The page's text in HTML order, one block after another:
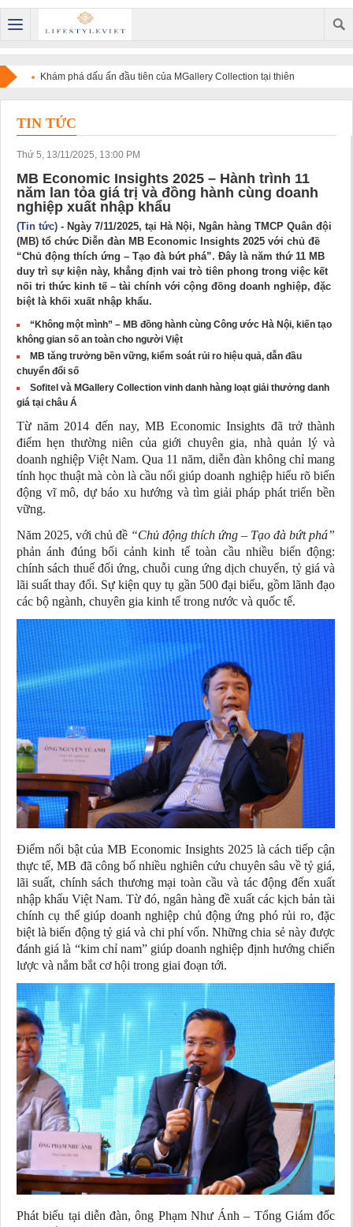
Khám phá dấu ấn đầu tiên của MGallery Collection tại thiên
đường nghỉ dưỡng Maldives với V Villas Maldives at Mirihi -
MGallery Collection
TIN TỨC
Thứ 5, 13/11/2025, 13:00 PM
MB Economic Insights 2025 – Hành trình 11
năm lan tỏa giá trị và đồng hành cùng doanh
nghiệp xuất nhập khẩu
(Tin tức) - Ngày 7/11/2025, tại Hà Nội, Ngân hàng TMCP Quân đội
(MB) tổ chức Diễn đàn MB Economic Insights 2025 với chủ đề
“Chủ động thích ứng – Tạo đà bứt phá”. Đây là năm thứ 11 MB
duy trì sự kiện này, khẳng định vai trò tiên phong trong việc kết
nối tri thức kinh tế – tài chính với cộng đồng doanh nghiệp, đặc
biệt là khối xuất nhập khẩu.
“Không một mình” – MB đồng hành cùng Công ước Hà Nội, kiến tạo
không gian số an toàn cho người Việt
MB tăng trưởng bền vững, kiểm soát rủi ro hiệu quả, dẫn đầu
chuyển đổi số
Sofitel và MGallery Collection vinh danh hàng loạt giải thưởng danh
giá tại châu Á
Từ năm 2014 đến nay, MB Economic Insights đã trở thành
điểm hẹn thường niên của giới chuyên gia, nhà quản lý và
doanh nghiệp Việt Nam. Qua 11 năm, diễn đàn không chỉ mang
tính học thuật mà còn là cầu nối giúp doanh nghiệp hiểu rõ biến
động vĩ mô, dự báo xu hướng và tìm giải pháp phát triển bền
vững.
Năm 2025, với chủ đề “Chủ động thích ứng – Tạo đà bứt phá”
phản ánh đúng bối cảnhkinh tếtoàn cầu nhiều biến động:
chính sách thuế đối ứng, chuỗi cung ứng dịch chuyển, tỷ giá và
lãi suất thay đổi. Sự kiện quy tụ gần 500 đại biểu, gồm lãnh đạo
các bộ ngành, chuyên gia kinh tế trong nước và quốc tế.
Điểm nổi bật của MB Economic Insights 2025 là cách tiếp cận
thực tế, MB đã công bố nhiều nghiên cứu chuyên sâu về tỷ giá,
lãi suất, chính sách thương mại toàn cầu và tác động đến xuất
nhập khẩu Việt Nam. Từ đó, ngân hàng đề xuất các kịch bản tài
chính cụ thể giúp doanh nghiệp chủ động ứng phó rủi ro, đặc
biệt là biến động tỷ giá và chi phí vốn. Nhữngchia sẻnày được
đánh giá là “kim chỉ nam” giúp doanh nghiệp định hướng chiến
lược và nắm bắt cơ hội trong giai đoạn tới.
Phát biểu tại diễn đàn, ông Phạm Như Ánh – Tổng Giám đốc